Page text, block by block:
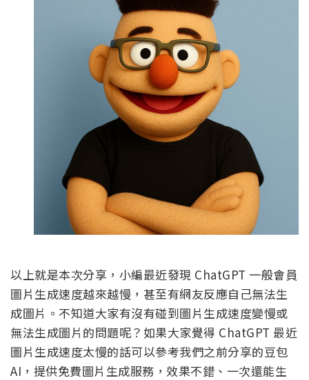
以上就是本次分享，小編最近發現 ChatGPT 一般會員
圖片生成速度越來越慢，甚至有網友反應自己無法生
成圖片。不知道大家有沒有碰到圖片生成速度變慢或
無法生成圖片的問題呢？如果大家覺得 ChatGPT 最近
圖片生成速度太慢的話可以參考我們之前分享的豆包
AI，提供免費圖片生成服務，效果不錯、一次還能生